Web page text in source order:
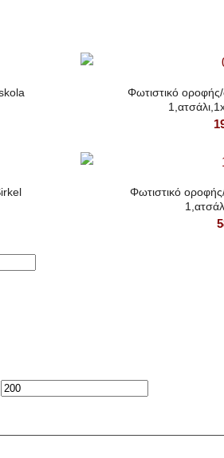
Φωτιστικό
Φωτιστικό